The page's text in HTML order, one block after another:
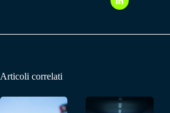
Articoli correlati